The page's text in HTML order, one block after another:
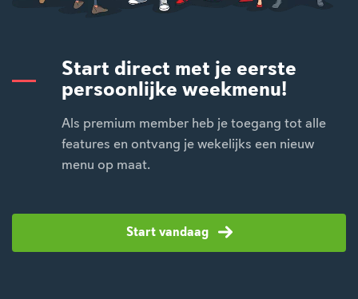
Start direct met je eerste
persoonlijke weekmenu!
Als premium member heb je toegang tot alle
features en ontvang je wekelijks een nieuw
menu op maat.
Start vandaag